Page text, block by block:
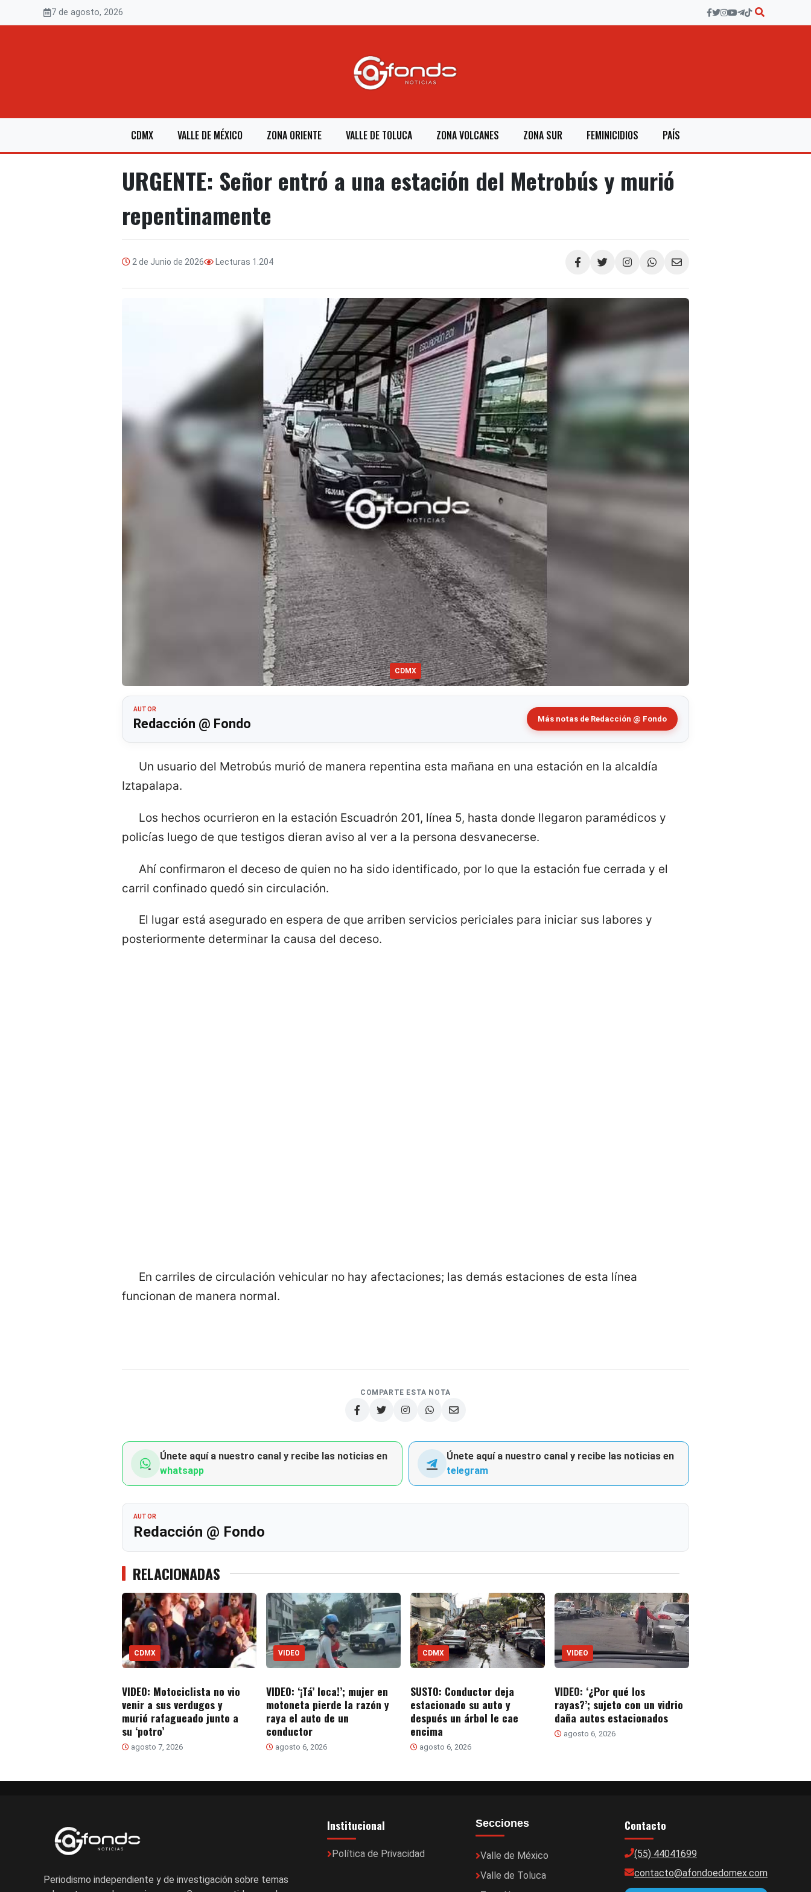
7 de agosto, 2026
CDMX VALLE DE MÉXICO ZONA ORIENTE VALLE DE TOLUCA ZONA VOLCANES ZONA SUR FEMINICIDIOS PAÍS
URGENTE: Señor entró a una estación del Metrobús y murió
repentinamente
2 de Junio de 2026 Lecturas 1.204
Compartir
CDMX
AUTOR
Redacción @ Fondo Más notas de Redacción @ Fondo
Un usuario del Metrobús murió de manera repentina esta mañana en una estación en la alcaldía
Iztapalapa.
Los hechos ocurrieron en la estación Escuadrón 201, línea 5, hasta donde llegaron paramédicos y
policías luego de que testigos dieran aviso al ver a la persona desvanecerse.
Ahí confirmaron el deceso de quien no ha sido identificado, por lo que la estación fue cerrada y el
carril confinado quedó sin circulación.
El lugar está asegurado en espera de que arriben servicios periciales para iniciar sus labores y
posteriormente determinar la causa del deceso.
En carriles de circulación vehicular no hay afectaciones; las demás estaciones de esta línea
funcionan de manera normal.
COMPARTE ESTA NOTA
Únete aquí a nuestro canal y recibe las noticias en
whatsapp
Únete aquí a nuestro canal y recibe las noticias en
telegram
AUTOR
Redacción @ Fondo
RELACIONADAS
CDMX
VIDEO: Motociclista no vio
venir a sus verdugos y
murió rafagueado junto a
su ‘potro’
agosto 7, 2026
VIDEO
VIDEO: ‘¡Tá’ loca!’; mujer en
motoneta pierde la razón y
raya el auto de un
conductor
agosto 6, 2026
CDMX
SUSTO: Conductor deja
estacionado su auto y
después un árbol le cae
encima
agosto 6, 2026
VIDEO
VIDEO: ‘¿Por qué los
rayas?’; sujeto con un vidrio
daña autos estacionados
agosto 6, 2026
Periodismo independiente y de investigación sobre temas
Institucional
Política de Privacidad
Secciones
Valle de México
Valle de Toluca
Contacto
(55) 44041699
contacto@afondoedomex.com